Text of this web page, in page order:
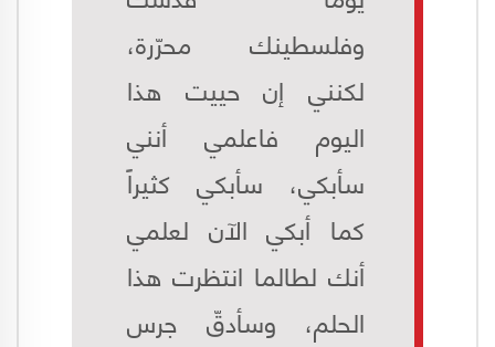
وفلسطينك محرّرة،
لكنني إن حييت هذا
اليوم فاعلمي أنني
سأبكي، سأبكي كثيراً
كما أبكي الآن لعلمي
أنك لطالما انتظرت هذا
الحلم، وسأدقّ جرس